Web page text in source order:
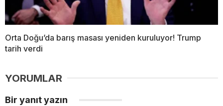
Orta Doğu’da barış masası yeniden kuruluyor! Trump
tarih verdi
YORUMLAR
Bir yanıt yazın